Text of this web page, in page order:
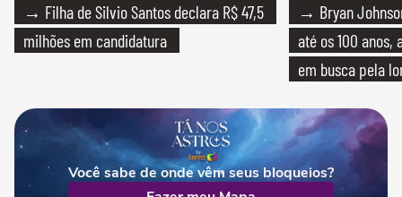
→ Filha de Silvio Santos declara R$ 47,5
milhões em candidatura
→ Bryan
até os 100
em busca pela
Você sabe de onde vêm seus bloqueios?